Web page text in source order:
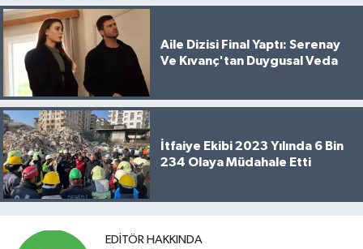
Aile Dizisi Final Yaptı: Serenay
Ve Kıvanç'tan Duygusal Veda
İtfaiye Ekibi 2023 Yılında 6 Bin
234 Olaya Müdahale Etti
EDITÖR HAKKINDA